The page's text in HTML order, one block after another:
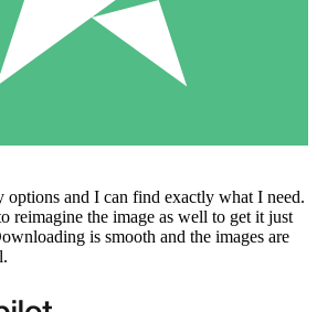
options and I can find exactly what I need.
reimagine the image as well to get it just
is smooth and the images are